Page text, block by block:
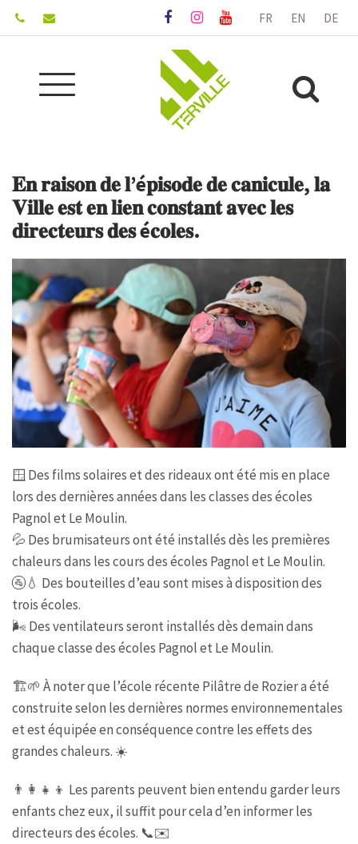
FR EN DE
Lien
le
compte
Facebook
Lien
le
compte
Instagram
Lien
chaîne
Youtube
Aller
à
𝐄𝐧 𝐫𝐚𝐢𝐬𝐨𝐧 𝐝𝐞 𝐥’é𝐩𝐢𝐬𝐨𝐝𝐞 𝐝𝐞 𝐜𝐚𝐧𝐢𝐜𝐮𝐥𝐞, 𝐥𝐚
𝐕𝐢𝐥𝐥𝐞 𝐞𝐬𝐭 𝐞𝐧 𝐥𝐢𝐞𝐧 𝐜𝐨𝐧𝐬𝐭𝐚𝐧𝐭 𝐚𝐯𝐞𝐜 𝐥𝐞𝐬
𝐝𝐢𝐫𝐞𝐜𝐭𝐞𝐮𝐫𝐬 𝐝𝐞𝐬 é𝐜𝐨𝐥𝐞𝐬.
🪟 Des films solaires et des rideaux ont été mis en place
lors des dernières années dans les classes des écoles
Pagnol et Le Moulin.
💦 Des brumisateurs ont été installés dès les premières
chaleurs dans les cours des écoles Pagnol et Le Moulin.
🚰💧 Des bouteilles d’eau sont mises à disposition des
trois écoles.
🌬️Des ventilateurs seront installés dès demain dans
chaque classe des écoles Pagnol et Le Moulin.
🏗️🌱 À noter que l’école récente Pilâtre de Rozier a été
construite selon les dernières normes environnementales
et est équipée en conséquence contre les effets des
grandes chaleurs. ☀️
👨‍👩‍👧‍👦 Les parents peuvent bien entendu garder leurs
enfants chez eux, il suffit pour cela d’en informer les
directeurs des écoles. 📞✉️